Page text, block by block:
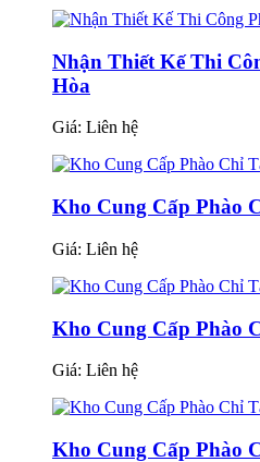
Nhận Thiết Kế Thi
Hòa
Giá: Liên hệ
Kho Cung Cấp Phào
Giá: Liên hệ
Kho Cung Cấp Phào
Giá: Liên hệ
Kho Cung Cấp Phào